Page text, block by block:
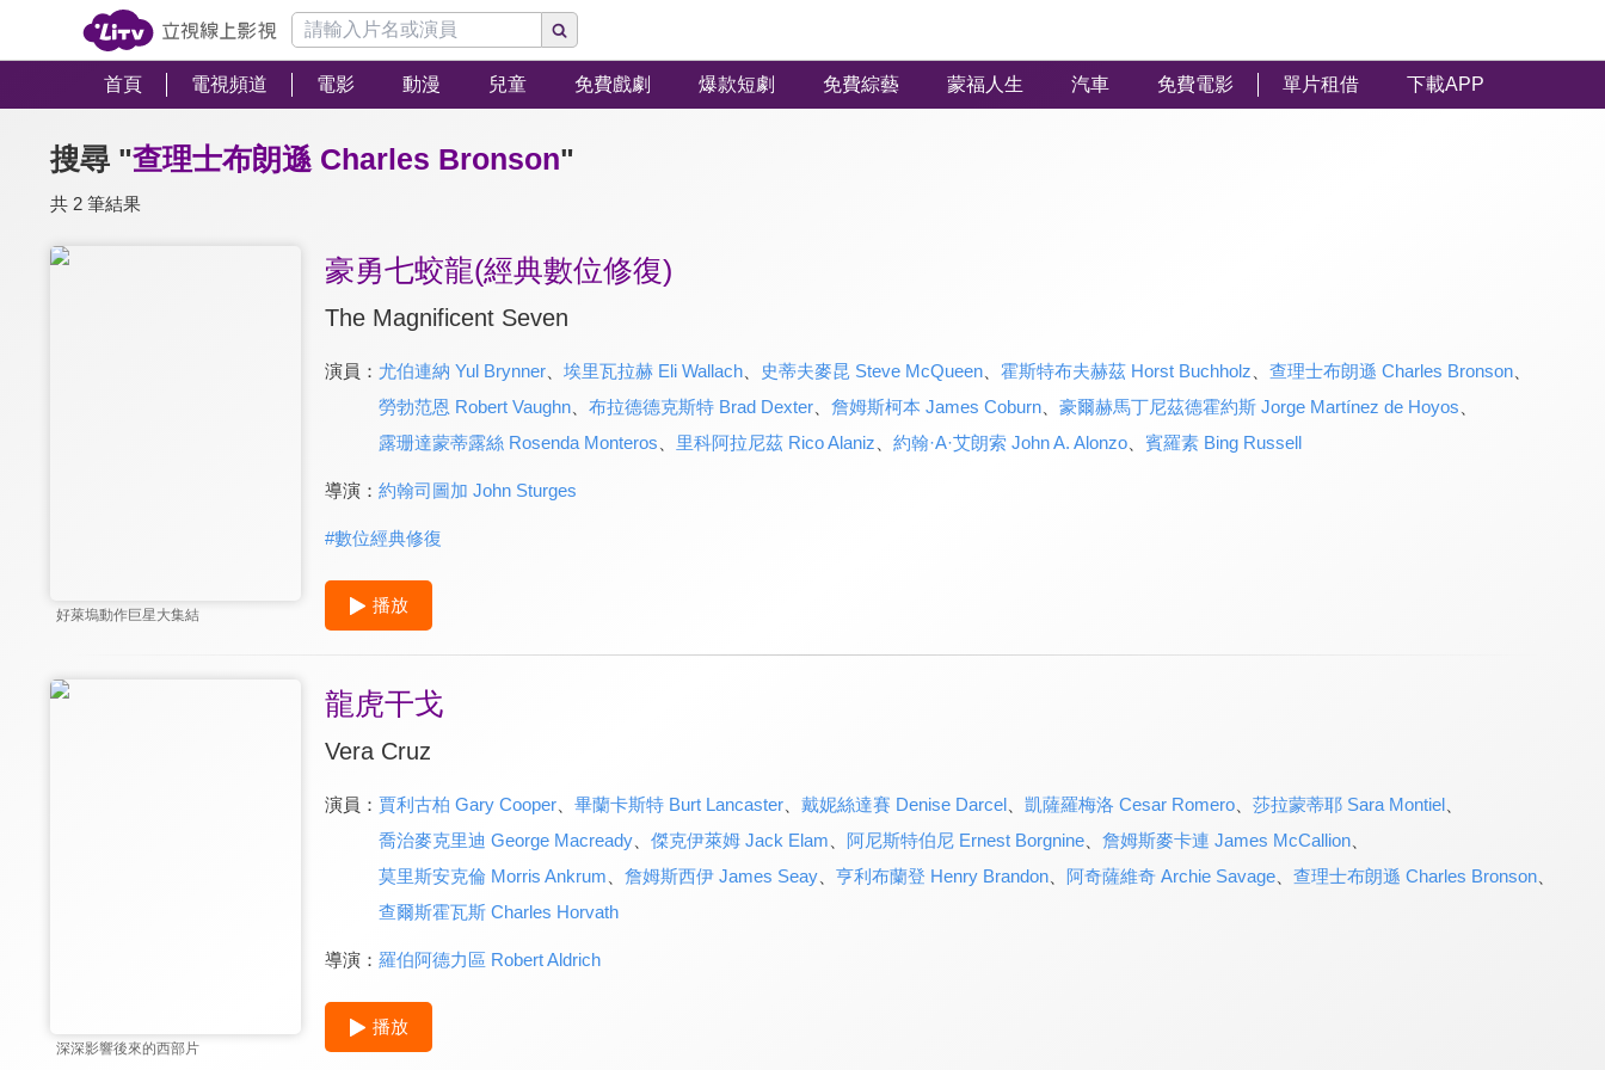
首頁 電視頻道 電影 動漫 兒童 免費戲劇 爆款短劇 免費綜藝 蒙福人生 汽車 免費電影 單片租借 下載APP
搜尋 "查理士布朗遜 Charles Bronson"
共 2 筆結果
好萊塢動作巨星大集結
豪勇七蛟龍(經典數位修復)
The Magnificent Seven
演員： 尤伯連納 Yul Brynner、 埃里瓦拉赫 Eli Wallach、 史蒂夫麥昆 Steve McQueen、 霍斯特布夫赫茲 Horst Buchholz 查理士布朗遜 Charles Bronson、
勞勃范恩 Robert Vaughn、 布拉德德克斯特 Brad Dexter、 詹姆斯柯本 James Coburn、 豪爾赫馬丁尼茲德霍約斯 Jorge Martínez de Hoyos
露珊達蒙蒂露絲 Rosenda Monteros
里科阿拉尼茲 Rico Alaniz 約翰·A·艾朗索 John A. Alonzo、 賓羅素 Bing Russell
導演： 約翰司圖加 John Sturges
#數位經典修復
播放
深深影響後來的西部片
龍虎干戈
Vera Cruz
演員： 賈利古柏 Gary Cooper、 畢蘭卡斯特 Burt Lancaster、 戴妮絲達賽 Denise Darcel、 凱薩羅梅洛 Cesar Romero、 莎拉蒙蒂耶 Sara Montiel、
喬治麥克里迪 George Macready、 傑克伊萊姆 Jack Elam 阿尼斯特伯尼 Ernest Borgnine、 詹姆斯麥卡連 James McCallion、
莫里斯安克倫 Morris Ankrum
詹姆斯西伊 James Seay、 亨利布蘭登 Henry Brandon、 阿奇薩維奇 Archie Savage、 查理士布朗遜 Charles Bronson、
查爾斯霍瓦斯 Charles Horvath
導演： 羅伯阿德力區 Robert Aldrich
播放